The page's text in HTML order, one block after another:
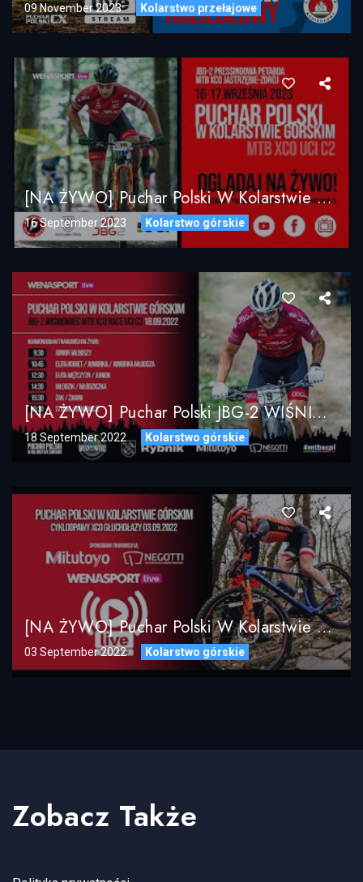
09 November 2023 Kolarstwo przełajowe
[NA ŻYWO] Puchar Polski W Kolarstwie Górskim MTB XCO – JBG-2 Pressingowa Petarda 2023
16 September 2023 Kolarstwo górskie
[NA ŻYWO] Puchar Polski JBG-2 WIŚNIOWIEC MTB XCO RACE UCI C3 18.09.2022
18 September 2022 Kolarstwo górskie
[NA ŻYWO] Puchar Polski W Kolarstwie Górskim – CykloOpawy XCO / Głuchołazy 03.09.2022
03 September 2022 Kolarstwo górskie
Zobacz Także